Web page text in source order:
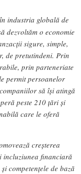
industria globală de
dezvoltăm o economie
sigure, simple,
de pretutindeni. Prin
prin parteneriate
permit persoanelor
să își atingă
peste 210 țări și
care le oferă
creșterea
incluziunea financiară
competențele de bază